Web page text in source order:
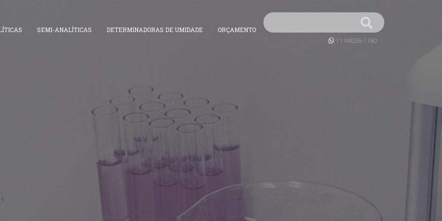
SEMI-ANALÍTICAS DETERMINADORAS DE UMIDADE ORÇAMENTO
11 94036-1180